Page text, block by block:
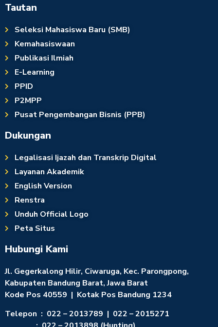
Tautan
Seleksi Mahasiswa Baru (SMB)
Kemahasiswaan
Publikasi Ilmiah
E-Learning
PPID
P2MPP
Pusat Pengembangan Bisnis (PPB)
Dukungan
Legalisasi Ijazah dan Transkrip Digital
Layanan Akademik
English Version
Renstra
Unduh Official Logo
Peta Situs
Hubungi Kami
Jl. Gegerkalong Hilir, Ciwaruga, Kec. Parongpong,
Kabupaten Bandung Barat, Jawa Barat
Kode Pos 40559 | Kotak Pos Bandung 1234
Telepon : 022 – 2013789 | 022 – 2015271